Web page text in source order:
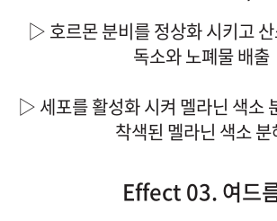
▷ 호르몬 분비를 정상화 시키고
독소와 노폐물 배출
▷ 세포를 활성화 시켜 멜라닌 색소
착색된 멜라닌 색소 분
Effect 03. 여드